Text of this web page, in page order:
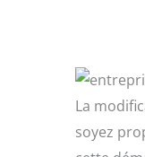
La
soyez